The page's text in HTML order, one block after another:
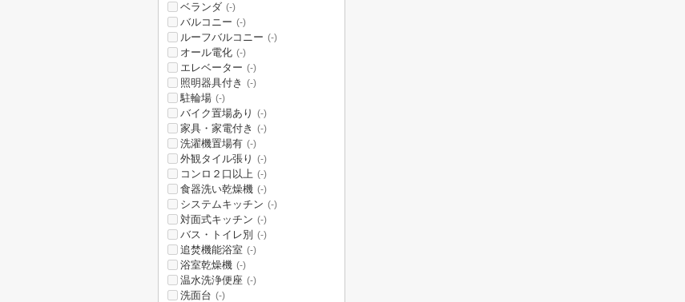
ベランダ (-)
バルコニー (-)
ルーフバルコニー (-)
オール電化 (-)
エレベーター (-)
照明器具付き (-)
駐輪場 (-)
バイク置場あり (-)
家具・家電付き (-)
洗濯機置場有 (-)
外観タイル張り (-)
コンロ２口以上 (-)
食器洗い乾燥機 (-)
システムキッチン (-)
対面式キッチン (-)
バス・トイレ別 (-)
追焚機能浴室 (-)
浴室乾燥機 (-)
温水洗浄便座 (-)
洗面台 (-)